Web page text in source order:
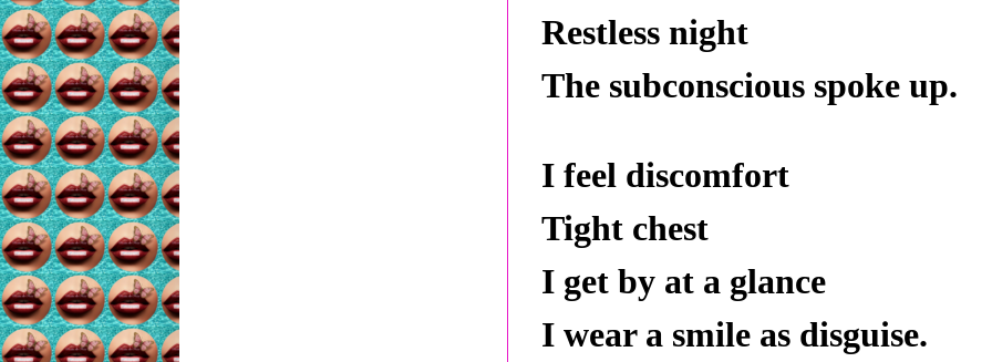
Restless night
The subconscious spoke up.
I feel discomfort
Tight chest
I get by at a glance
I wear a smile as disguise.